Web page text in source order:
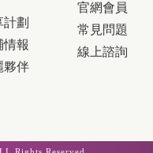
劃
情報
夥伴
官網會員
常見問題
線上諮詢